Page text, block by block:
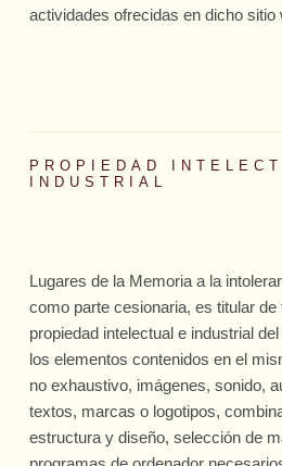
actividades ofrecidas en dicho sitio
PROPIEDAD
INDUSTRIAL
Lugares de la Memoria a la
como parte cesionaria, es titular
propiedad intelectual e industrial
los elementos contenidos en el
no exhaustivo, imágenes, sonido,
textos, marcas o logotipos,
estructura y diseño, selección de